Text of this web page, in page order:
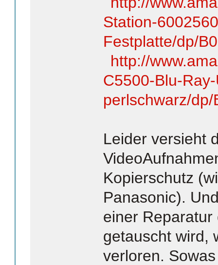
Station-
Festplatte/dp/
http://
C5500-Blu-
perlschwarz/dp/
Leider versieht
Kopierschutz
Panasonic).
einer
getauscht wird,
verloren.